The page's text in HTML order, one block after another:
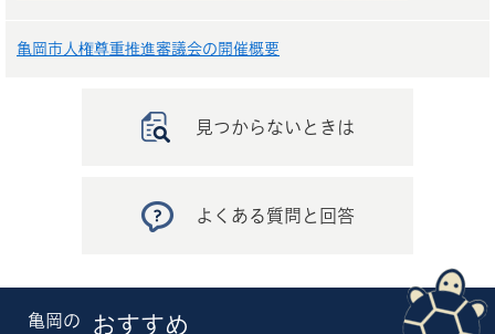
亀岡市人権尊重推進審議会の開催概要
見つからないときは
よくある質問と回答
亀岡の おすすめ